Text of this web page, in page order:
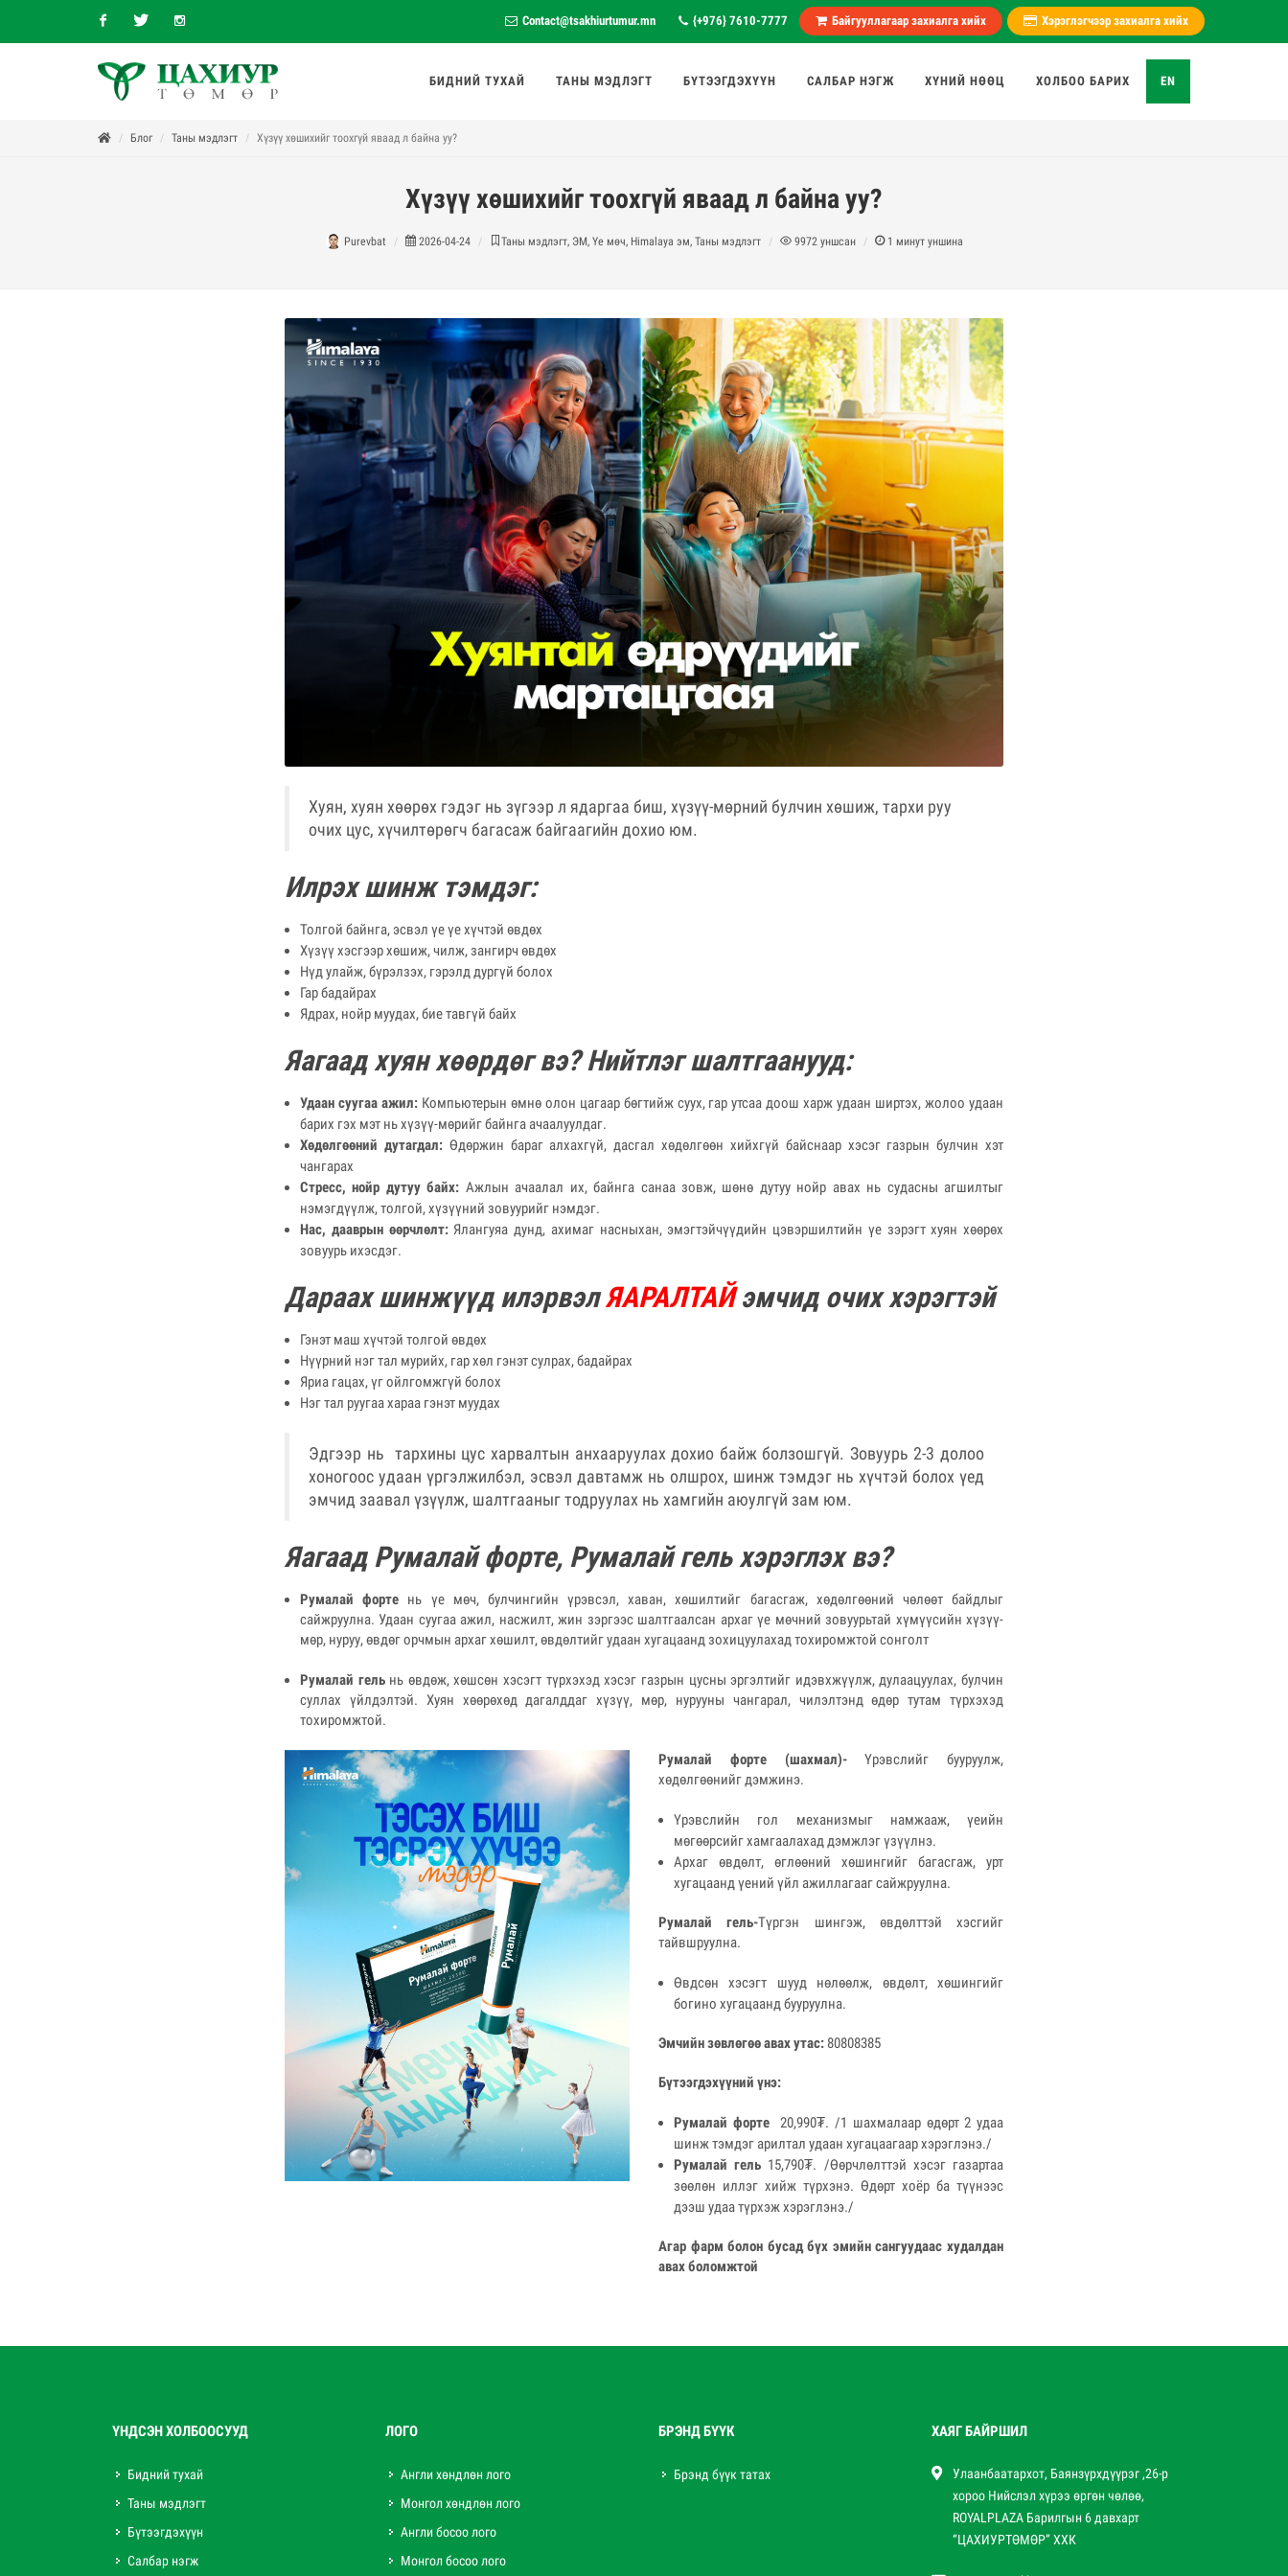
FacebookTwitter Instagram
Contact@tsakhiurtumur.mn {+976} 7610-7777 Байгууллагаар захиалга хийх Хэрэглэгчээр захиалга хийх
БИДНИЙ ТУХАЙ ТАНЫ МЭДЛЭГТ БҮТЭЭГДЭХҮҮН САЛБАР НЭГЖ ХҮНИЙ НӨӨЦ ХОЛБОО БАРИХ EN
Блог Таны мэдлэгт Хүзүү хөшихийг тоохгүй яваад л байна уу?
Хүзүү хөшихийг тоохгүй яваад л байна уу?
Purevbat 2026-04-24 Таны мэдлэгт, ЭМ, Үе мөч, Himalaya эм, Таны мэдлэгт 9972 уншсан 1 минут уншина
Хуян, хуян хөөрөх гэдэг нь зүгээр л ядаргаа биш, хүзүү-мөрний булчин хөшиж, тархи руу
очих цус, хүчилтөрөгч багасаж байгаагийн дохио юм.
Илрэх шинж тэмдэг:
Толгой байнга, эсвэл үе үе хүчтэй өвдөх
Хүзүү хэсгээр хөшиж, чилж, зангирч өвдөх
Нүд улайж, бүрэлзэх, гэрэлд дургүй болох
Гар бадайрах
Ядрах, нойр муудах, бие тавгүй байх
Яагаад хуян хөөрдөг вэ? Нийтлэг шалтгаанууд:
Удаан суугаа ажил:Компьютерын өмнө олон цагаар бөгтийж суух, гар утсаа доош харж удаан ширтэх, жолоо удаан
барих гэх мэт нь хүзүү-мөрийг байнга ачаалуулдаг.
Хөдөлгөөний дутагдал:Өдөржин бараг алхахгүй, дасгал хөдөлгөөн хийхгүй байснаар хэсэг газрын булчин хэт
чангарах
Стресс, нойр дутуу байх: Ажлын ачаалал их, байнга санаа зовж, шөнө дутуу нойр авах нь судасны агшилтыг
нэмэгдүүлж, толгой, хүзүүний зовуурийг нэмдэг.
Нас, дааврын өөрчлөлт:Ялангуяа дунд, ахимаг насныхан, эмэгтэйчүүдийн цэвэршилтийн үе зэрэгт хуян хөөрөх
зовуурь ихэсдэг.
Дараах шинжүүд илэрвэлЯАРАЛТАЙэмчид очих хэрэгтэй
Гэнэт маш хүчтэй толгой өвдөх
Нүүрний нэг тал мурийх, гар хөл гэнэт сулрах, бадайрах
Яриа гацах, үг ойлгомжгүй болох
Нэг тал руугаа хараа гэнэт муудах
Эдгээр нь тархины цус харвалтын анхааруулах дохио байж болзошгүй. Зовуурь 2-3 долоо
хоногоос удаан үргэлжилбэл, эсвэл давтамж нь олшрох, шинж тэмдэг нь хүчтэй болох үед
эмчид заавал үзүүлж, шалтгааныг тодруулах нь хамгийн аюулгүй зам юм.
Яагаад Румалай форте, Румалай гель хэрэглэх вэ?
Румалай форте нь үе мөч, булчингийн үрэвсэл, хаван, хөшилтийг багасгаж, хөдөлгөөний чөлөөт байдлыг
сайжруулна. Удаан суугаа ажил, насжилт, жин зэргээс шалтгаалсан архаг үе мөчний зовуурьтай хүмүүсийн хүзүү-
мөр, нуруу, өвдөг орчмын архаг хөшилт, өвдөлтийг удаан хугацаанд зохицуулахад тохиромжтой сонголт
Румалай гель нь өвдөж, хөшсөн хэсэгт түрхэхэд хэсэг газрын цусны эргэлтийг идэвхжүүлж, дулаацуулах, булчин
суллах үйлдэлтэй. Хуян хөөрөхөд дагалддаг хүзүү, мөр, нурууны чангарал, чилэлтэнд өдөр тутам түрхэхэд
тохиромжтой.
Румалай форте (шахмал)-Үрэвслийг бууруулж,
хөдөлгөөнийг дэмжинэ.
Үрэвслийн гол механизмыг намжааж, үеийн
мөгөөрсийг хамгаалахад дэмжлэг үзүүлнэ.
Архаг өвдөлт, өглөөний хөшингийг багасгаж, урт
хугацаанд үений үйл ажиллагааг сайжруулна.
Румалай гель-Түргэн шингэж, өвдөлттэй хэсгийг
тайвшруулна.
Өвдсөн хэсэгт шууд нөлөөлж, өвдөлт, хөшингийг
богино хугацаанд бууруулна.
Эмчийн зөвлөгөө авах утас: 80808385
Бүтээгдэхүүний үнэ:
Румалай форте20,990₮. /1 шахмалаар өдөрт 2 удаа
шинж тэмдэг арилтал удаан хугацаагаар хэрэглэнэ./
Румалай гель 15,790₮. /Өөрчлөлттэй хэсэг газартаа
зөөлөн иллэг хийж түрхэнэ. Өдөрт хоёр ба түүнээс
дээш удаа түрхэж хэрэглэнэ./
Агар фарм болон бусад бүх эмийн сангуудаас худалдан
авах боломжтой
ҮНДСЭН ХОЛБООСУУД
Бидний тухай
Таны мэдлэгт
Бүтээгдэхүүн
Салбар нэгж
ЛОГО
Англи хөндлөн лого
Монгол хөндлөн лого
Англи босоо лого
Монгол босоо лого
БРЭНД БҮҮК
Брэнд бүүк татах
ХАЯГ БАЙРШИЛ
Улаанбаатархот, Баянзүрхдүүрэг ,26-р
хороо Нийслэл хүрээ өргөн чөлөө,
ROYALPLAZA Барилгын 6 давхарт
“ЦАХИУРТӨМӨР” ХХК